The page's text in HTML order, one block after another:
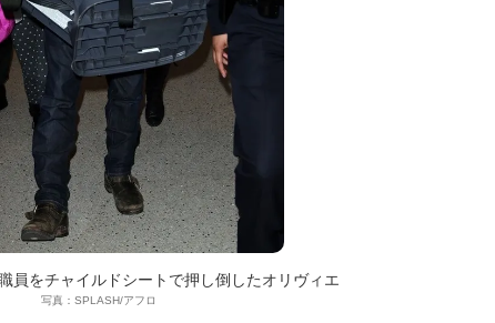
員をチャイルドシートで押し倒したオリヴィエ
写真：SPLASH/アフロ